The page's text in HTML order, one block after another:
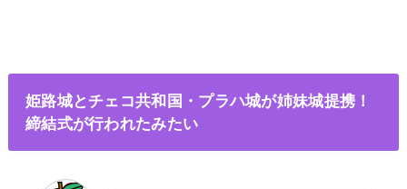
姫路城とチェコ共和国・プラハ城が姉妹城提携！
締結式が行われたみたい